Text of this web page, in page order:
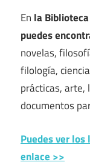
En la
puedes
novelas,
filología,
prácticas,
documentos
Puedes ver
enlace >>